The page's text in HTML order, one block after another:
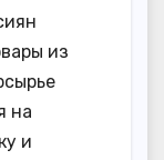
из
на
и